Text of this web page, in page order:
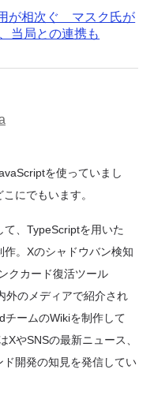
が相次ぐ マスク氏が
当局との連携も
を使っていまし
にでもいます。
、TypeScriptを用いた
。Xのシャドウバン検知
クカード復活ツール
外のメディアで紹介され
チームのWikiを制作して
やSNSの最新ニュース、
開発の知見を発信してい